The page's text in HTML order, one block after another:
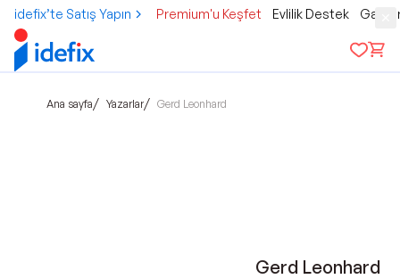
idefix’te Satış Yapın Premium'u Keşfet Evlilik Destek
Ana sayfa/ Yazarlar/ Gerd Leonhard
Gerd Leonhard